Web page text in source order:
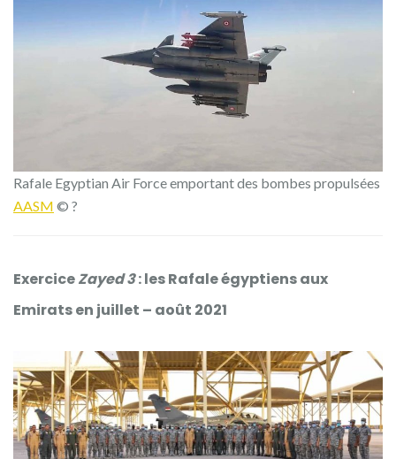
Rafale Egyptian Air Force emportant des bombes propulsées
AASM © ?
ExerciceZayed 3: les Rafale égyptiens aux
Emirats en juillet – août 2021